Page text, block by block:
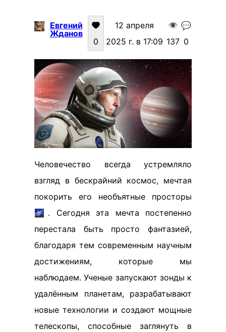
Евгений
Жданов
0
12 апреля
2025 г. в 17:09
👁️
137
💬
0
Человечество всегда устремляло
взгляд в бескрайний космос, мечтая
покорить его необъятные просторы
🌌. Сегодня эта мечта постепенно
перестала быть просто фантазией,
благодаря тем современным научным
достижениям, которые мы
наблюдаем. Ученые запускают зонды к
удалённым планетам, разрабатывают
новые технологии и создают мощные
телескопы, способные заглянуть в